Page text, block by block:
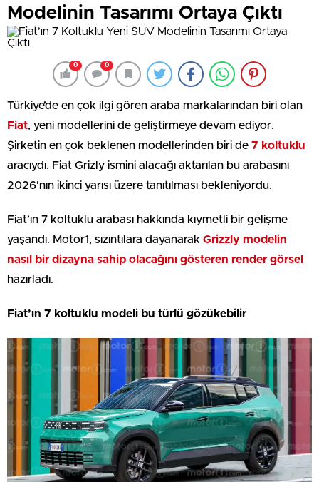
Modelinin Tasarımı Ortaya Çıktı
0 0
Türkiye’de en çok ilgi gören araba markalarından biri olan
Fiat, yeni modellerini de geliştirmeye devam ediyor.
Şirketin en çok beklenen modellerinden biri de 7 koltuklu
aracıydı. Fiat Grizly ismini alacağı aktarılan bu arabasını
2026’nın ikinci yarısı üzere tanıtılması bekleniyordu.
Fiat’ın 7 koltuklu arabası hakkında kıymetli bir gelişme
yaşandı. Motor1, sızıntılara dayanarak Grizzly modelin
nasıl bir dizayna sahip olacağını gösteren render görsel
hazırladı.
Fiat’ın 7 koltuklu modeli bu türlü gözükebilir